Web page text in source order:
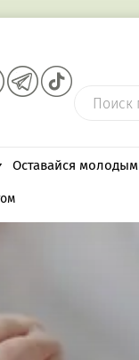
Оставайся молодым